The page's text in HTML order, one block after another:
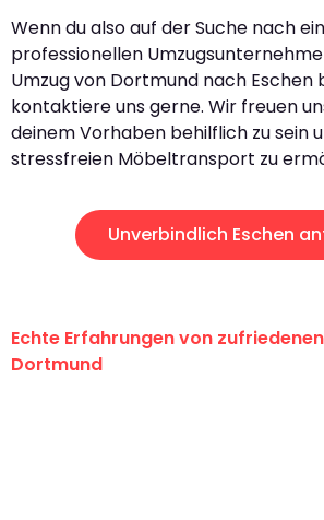
Wenn du also auf der Suche nach
professionellen
Umzug von Dortmund nach Eschen
kontaktiere uns gerne. Wir freuen
deinem Vorhaben behilflich zu sein
stressfreien Möbeltransport zu
Unverbindlich Eschen
Echte Erfahrungen von
Dortmund